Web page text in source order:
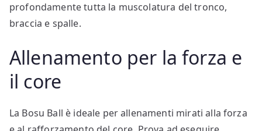
profondamente tutta la muscolatura del tronco,
braccia e spalle.
Allenamento per la forza e
il core
La Bosu Ball è ideale per allenamenti mirati alla forza